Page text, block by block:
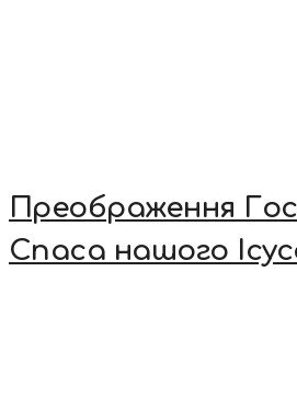
Преображення
Спаса нашого